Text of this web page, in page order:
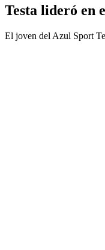
Testa lideró en
El joven del Azul Sport